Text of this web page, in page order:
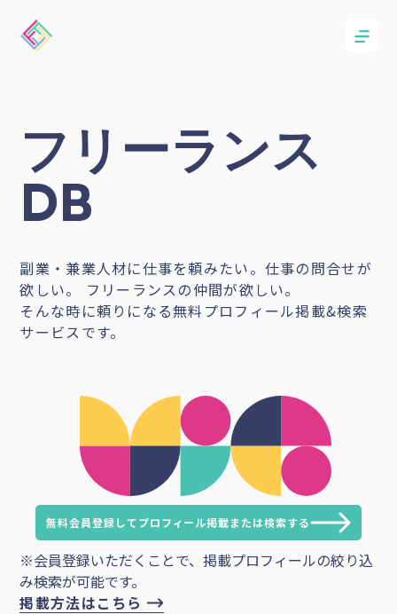
フリーランス
DB
副業・兼業人材に仕事を頼みたい。仕事の問合せが
欲しい。 フリーランスの仲間が欲しい。
そんな時に頼りになる無料プロフィール掲載&検索
サービスです。
無料会員登録してプロフィール掲載または検索する
※会員登録いただくことで、掲載プロフィールの絞り込
み検索が可能です。
掲載方法はこちら